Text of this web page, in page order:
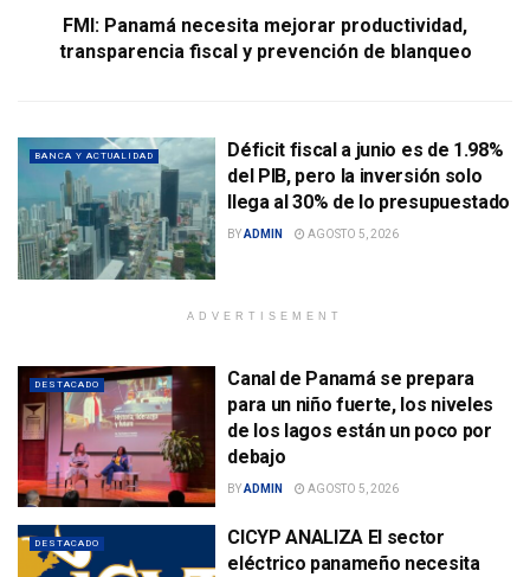
FMI: Panamá necesita mejorar productividad,
transparencia fiscal y prevención de blanqueo
BANCA Y ACTUALIDAD
Déficit fiscal a junio es de 1.98%
del PIB, pero la inversión solo
llega al 30% de lo presupuestado
BYADMIN AGOSTO 5, 2026
ADVERTISEMENT
DESTACADO
Canal de Panamá se prepara
para un niño fuerte, los niveles
de los lagos están un poco por
debajo
BYADMIN AGOSTO 5, 2026
DESTACADO
CICYP ANALIZA El sector
eléctrico panameño necesita